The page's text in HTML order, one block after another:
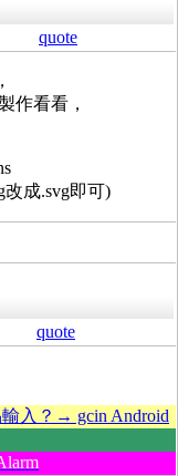
quote
作看看，
改成.svg即可)
quote
入？→ gcin Android